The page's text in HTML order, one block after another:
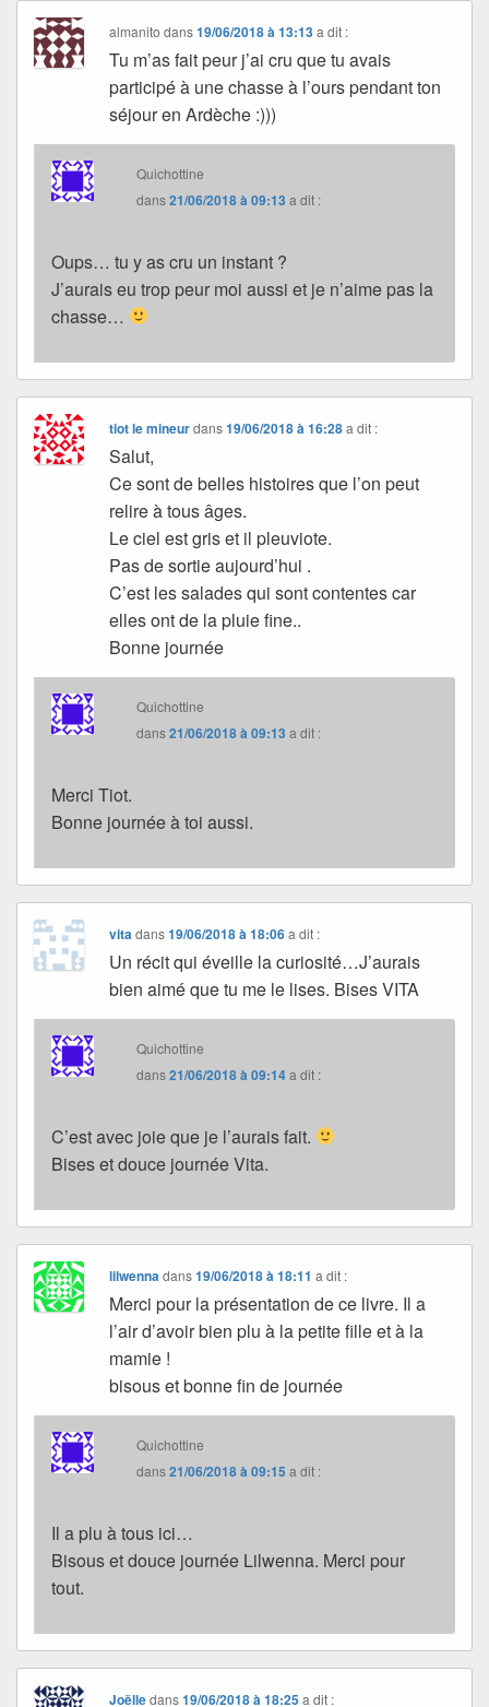
almanito dans19/06/2018 à 13:13 a dit :
Tu m’as fait peur j’ai cru que tu avais
participé à une chasse à l’ours pendant ton
séjour en Ardèche :)))
Quichottine
dans21/06/2018 à 09:13 a dit :
Oups… tu y as cru un instant ?
J’aurais eu trop peur moi aussi et je n’aime pas la
chasse…
tiot le mineurdans19/06/2018 à 16:28 a dit :
Salut,
Ce sont de belles histoires que l’on peut
relire à tous âges.
Le ciel est gris et il pleuviote.
Pas de sortie aujourd’hui .
C’est les salades qui sont contentes car
elles ont de la pluie fine..
Bonne journée
Quichottine
dans21/06/2018 à 09:13 a dit :
Merci Tiot.
Bonne journée à toi aussi.
vitadans19/06/2018 à 18:06 a dit :
Un récit qui éveille la curiosité…J’aurais
bien aimé que tu me le lises. Bises VITA
Quichottine
dans21/06/2018 à 09:14a dit :
C’est avec joie que je l’aurais fait.
Bises et douce journée Vita.
lilwennadans19/06/2018 à 18:11 a dit :
Merci pour la présentation de ce livre. Il a
l’air d’avoir bien plu à la petite fille et à la
mamie !
bisous et bonne fin de journée
Quichottine
dans21/06/2018 à 09:15 a dit :
Il a plu à tous ici…
Bisous et douce journée Lilwenna. Merci pour
tout.
Joëlledans19/06/2018 à 18:25 a dit :